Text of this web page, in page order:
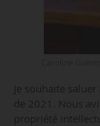
Je souhaite
de 2021. Nous
propriété